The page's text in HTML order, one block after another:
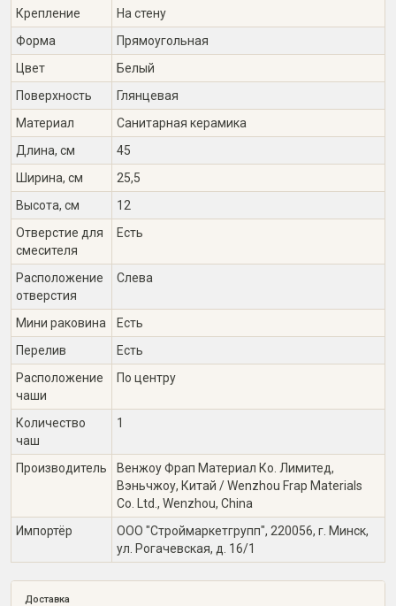
Крепление
На стену
Форма
Прямоугольная
Цвет
Белый
Поверхность
Глянцевая
Материал
Санитарная керамика
Длина, см
45
Ширина, см
25,5
Высота, см
12
Отверстие для
смесителя
Есть
Расположение
отверстия
Слева
Мини раковина
Есть
Перелив
Есть
Расположение
чаши
По центру
Количество
чаш
1
Производитель
Венжоу Фрап Материал Ко. Лимитед,
Вэньчжоу, Китай / Wenzhou Frap Materials
Co. Ltd., Wenzhou, China
Импортёр
ООО "Строймаркетгрупп", 220056, г. Минск,
ул. Рогачевская, д. 16/1
Доставка